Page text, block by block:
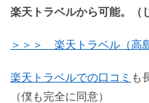
楽天トラベルから可能。（
＞＞＞ 楽天トラベル（高
楽天トラベルでの口コミ も
（僕も完全に同意）